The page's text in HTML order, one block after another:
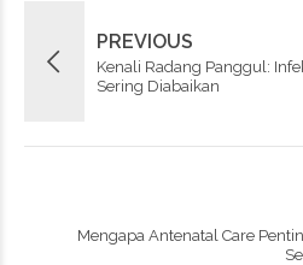
PREVIOUS
Kenali Radang Panggul:
Sering Diabaikan
Mengapa Antenatal Care